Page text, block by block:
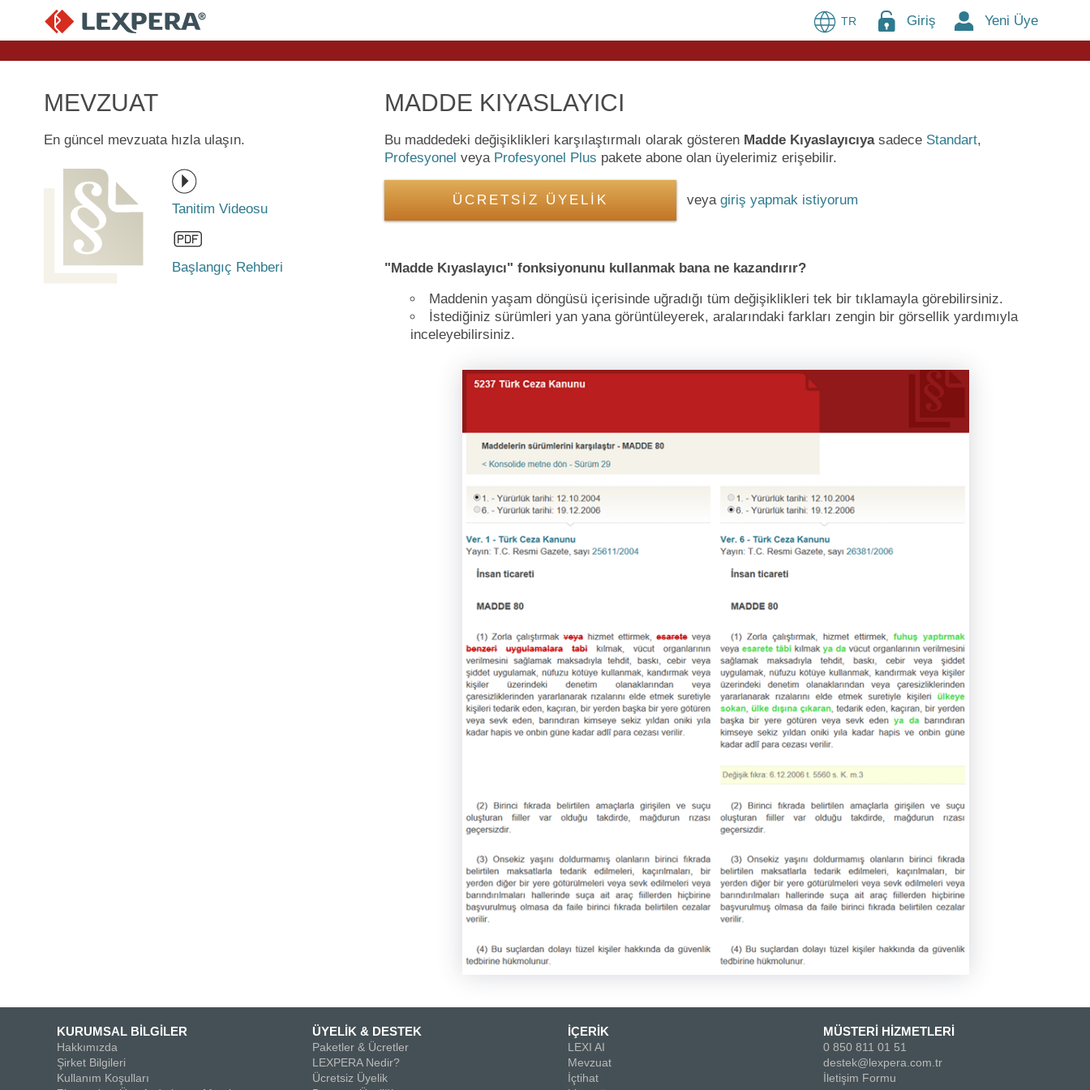
TR Giriş Yeni Üye
MEVZUAT
En güncel mevzuata hızla ulaşın.
Tanitim Videosu
Başlangıç Rehberi
MADDE KIYASLAYICI
Bu maddedeki değişiklikleri karşılaştırmalı olarak gösteren Madde Kıyaslayıcıyasadece Standart,
Profesyonel veya Profesyonel Plus pakete abone olan üyelerimiz erişebilir.
ÜCRETSİZ ÜYELİK veya giriş yapmak istiyorum
"Madde Kıyaslayıcı" fonksiyonunu kullanmak bana ne kazandırır?
Maddenin yaşam döngüsü içerisinde uğradığı tüm değişiklikleri tek bir tıklamayla görebilirsiniz.
İstediğiniz sürümleri yan yana görüntüleyerek, aralarındaki farkları zengin bir görsellik yardımıyla
inceleyebilirsiniz.
KURUMSAL BİLGİLER
Hakkımızda
Şirket Bilgileri
Kullanım Koşulları
ÜYELİK & DESTEK
Paketler & Ücretler
LEXPERA Nedir?
Ücretsiz Üyelik
İÇERİK
LEXI AI
Mevzuat
İçtihat
MÜSTERİ HİZMETLERİ
0 850 811 01 51
destek@lexpera.com.tr
İletişim Formu